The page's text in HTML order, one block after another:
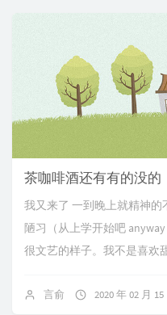
茶咖啡酒还有有的没的
我又来了 一到晚上就精神
陋习（从上学开始吧
很文艺的样子。我不是喜欢
言俞 2020 年 02 月 15